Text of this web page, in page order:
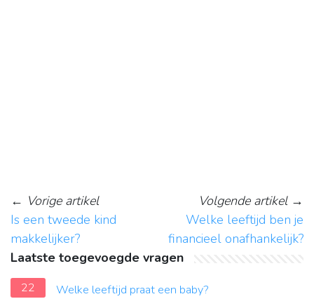
← Vorige artikel
Is een tweede kind
makkelijker?
Volgende artikel→
Welke leeftijd ben je
financieel onafhankelijk?
Laatste toegevoegde vragen
22
Welke leeftijd praat een baby?